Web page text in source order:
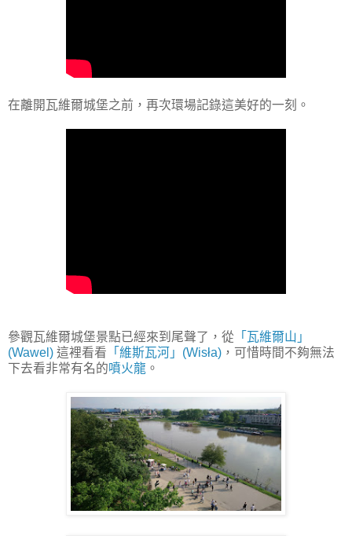
在離開瓦維爾城堡之前，再次環場記錄這美好的一刻。
參觀瓦維爾城堡景點已經來到尾聲了，從 「瓦維爾山」
(Wawel) 這裡看看 「維斯瓦河」(Wisła) ，可惜時間不夠無法
下去看非常有名的噴火龍 。